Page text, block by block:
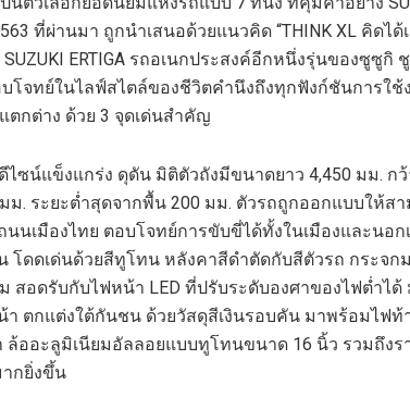
ที่ผ่านมา ถูกนำเสนอด้วยแนวคิด “THINK XL คิดได้
SUZUKI ERTIGA รถอเนกประสงค์อีกหนึ่งรุ่นของซูซูกิ
โจทย์ในไลฟ์สไตล์ของชีวิตคำนึงถึงทุกฟังก์ชันการใช้
กต่าง ด้วย 3 จุดเด่นสำคัญ
ไซน์แข็งแกร่ง ดุดัน มิติตัวถังมีขนาดยาว 4,450 มม. กว้
มม. ระยะต่ำสุดจากพื้น 200 มม. ตัวรถถูกออกแบบให้ส
นนเมืองไทย ตอบโจทย์การขับขี่ได้ทั้งในเมืองและนอ
โดดเด่นด้วยสีทูโทน หลังคาสีดำตัดกับสีตัวรถ กระจก
สอดรับกับไฟหน้า LED ที่ปรับระดับองศาของไฟต่ำได้
ตกแต่งใต้กันชน ด้วยวัสดุสีเงินรอบคัน มาพร้อมไฟท้
ล้ออะลูมิเนียมอัลลอยแบบทูโทนขนาด 16 นิ้ว รวมถึงร
กยิ่งขึ้น